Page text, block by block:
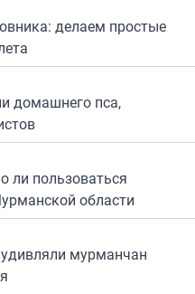
делаем простые
домашнего пса,
ли пользоваться
области
мурманчан